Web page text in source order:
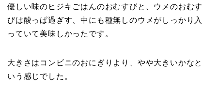
優しい味のヒジキごはんのおむすびと、ウメのおむす
びは酸っぱ過ぎす、中にも種無しのウメがしっかり入
っていて美味しかったです。
大きさはコンビニのおにぎりより、やや大きいかなと
いう感じでした。